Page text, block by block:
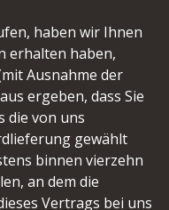
haben wir Ihnen
erhalten haben,
Ausnahme der
ergeben, dass Sie
die von uns
gewählt
binnen vierzehn
an dem die
Vertrags bei uns